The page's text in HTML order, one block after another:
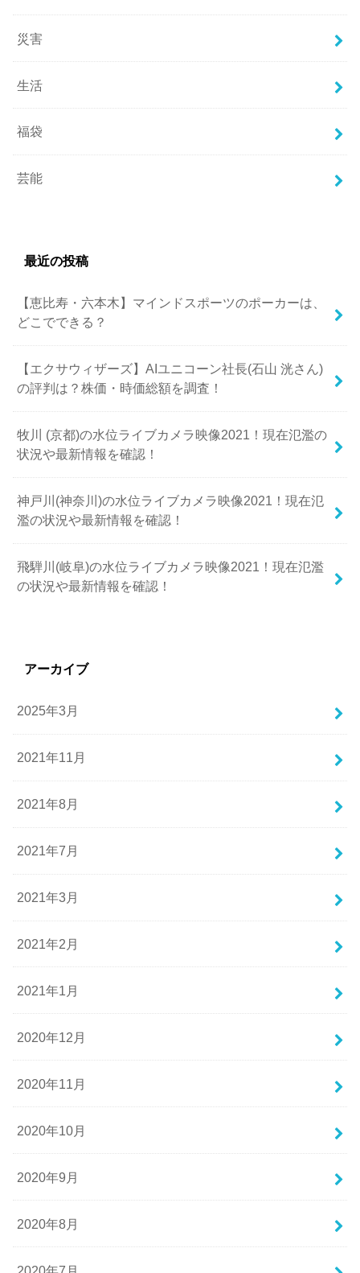
災害
生活
福袋
芸能
最近の投稿
【恵比寿・六本木】マインドスポーツのポーカーは、
どこでできる？
【エクサウィザーズ】AIユニコーン社長(石山 洸さん)
の評判は？株価・時価総額を調査！
牧川 (京都)の水位ライブカメラ映像2021！現在氾濫の
状況や最新情報を確認！
神戸川(神奈川)の水位ライブカメラ映像2021！現在氾
濫の状況や最新情報を確認！
飛騨川(岐阜)の水位ライブカメラ映像2021！現在氾濫
の状況や最新情報を確認！
アーカイブ
2025年3月
2021年11月
2021年8月
2021年7月
2021年3月
2021年2月
2021年1月
2020年12月
2020年11月
2020年10月
2020年9月
2020年8月